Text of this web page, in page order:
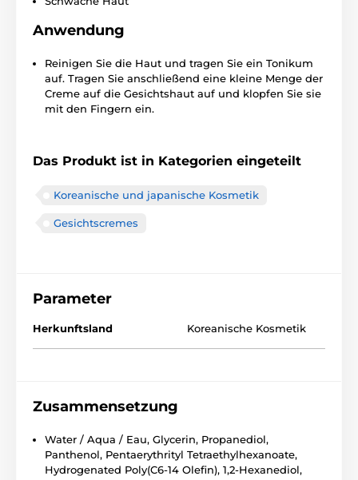
Anwendung
Reinigen Sie die Haut und tragen Sie ein Tonikum
auf. Tragen Sie anschließend eine kleine Menge der
Creme auf die Gesichtshaut auf und klopfen Sie sie
mit den Fingern ein.
Das Produkt ist in Kategorien eingeteilt
Koreanische und japanische Kosmetik
Gesichtscremes
Parameter
Herkunftsland Koreanische Kosmetik
Zusammensetzung
Water / Aqua / Eau, Glycerin, Propanediol,
Panthenol, Pentaerythrityl Tetraethylhexanoate,
Hydrogenated Poly(C6-14 Olefin), 1,2-Hexanediol,